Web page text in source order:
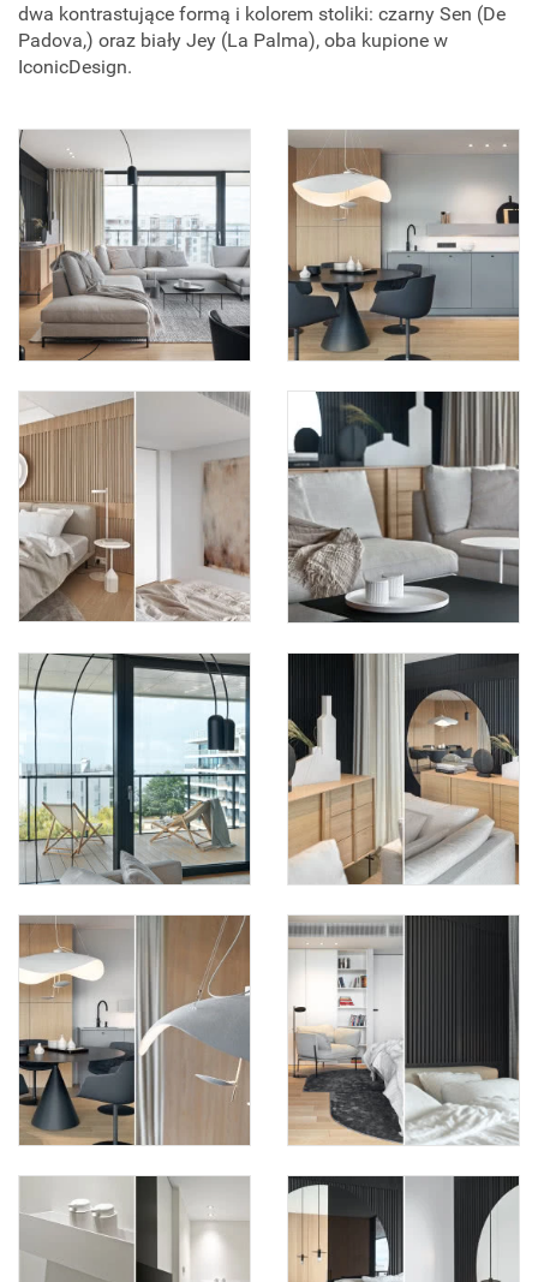
dwa kontrastujące formą i kolorem stoliki: czarny Sen (De
Padova,) oraz biały Jey (La Palma), oba kupione w
IconicDesign.